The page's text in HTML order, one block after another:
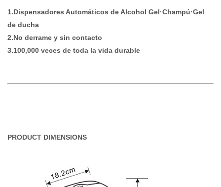
1.Dispensadores Automáticos de Alcohol Gel·Champú·Gel
de ducha
2.No derrame y sin contacto
3.100,000 veces de toda la vida durable
PRODUCT DIMENSIONS